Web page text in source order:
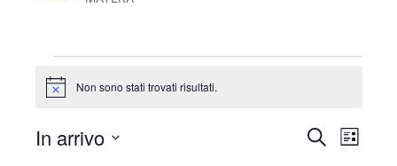
Eventi
Notice Non sono stati trovati risultati.
Eventi
CercaLista
In arrivo